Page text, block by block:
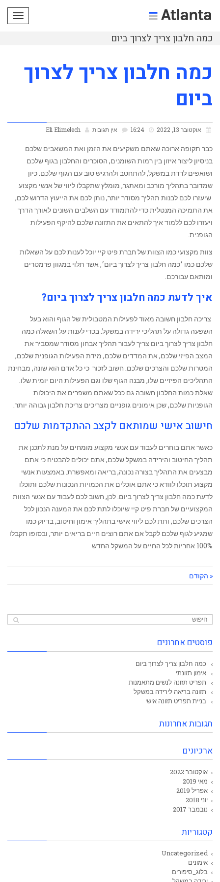
כמה חלבון צריך לצרוך ביום
כמה חלבון צריך לצרוך
ביום
אוקטובר 13, 2022 אין תגובות Eli Elimelech
כבר תקופה ארוכה שאתם משקיעים את הזמן ואת המשאבים שלכם
בניסיון ליצור איזון בין רמות השומנים, הסוכרים והחלבון ‏בגוף שלכם
ושואפים לרדת במשקל, להתחטב ולהרגיש טוב עם הגוף שלכם. כיון
שמדובר בתהליך מורכב ומאתגר, מומלץ שתקבלו ליווי של אנשי מקצוע
שיעזרו לכם לבנות תהליך מסודר יותר, נותן לכם את הייעוץ הדרוש לכם,
את התמיכה המנטלית כדי להתמודד עם השלבים השונים לאורך הדרך
ויעזרו לכם ללמוד איך להתאים את התזונה שלכם להיקף הפעילות
הגופנית.
צוות מקצועי כמו הצוות של חברת פיט קיי יוכל לענות לכם על השאלות
שלכם כמו ׳כמה חלבון צריך לצרוך ביום׳, אשר תלוי במגוון פרמטרים
ומותאם עבורכם.
איך לדעת כמה חלבון צריך לצרוך ביום?
‏ צריכה חלבון חשובה מאוד לפעילות המטבולית של הגוף והוא בעל
השפעה גדולה על תהליכי ירידה במשקל. בכדי לענות על השאלה ‏כמה
חלבון צריך לצרוך ביום ‏צריך לעבור תהליך אבחון מסודר שמסביר את
המצב הפיזי ‏שלכם, את המדדים שלכם, מידת הפעילות הגופנית שלכם,
המטרות שלכם והצרכים שלכם. חשוב לזכור כי כל אדם הוא שונה, מבחינת
התהליכים הפיזיים שלו, מבנה הגוף שלו וגם הפעילות היום יומית שלו.
‏שאלת כמות החלבון חשובה גם ‏ככל שאתם ‏משפרים את היכולות
הגופניות שלכם, שכן אימונים גופניים מצריכים צריכת חלבון גבוהה יותר.
חישוב אישי שמותאם לקצב ההתקדמות שלכם
‏כאשר אתם בוחרים לעבוד עם אנשי מקצוע מומחים על מנת לתכנן את
תהליך החיטוב והירידה במשקל שלכם, ‏אתם יכולים להבטיח כי אתם
מבצעים את התהליך בצורה נכונה, בריאה ומאפשרת. באמצעות אנשי
מקצוע תוכלו לוודא כי אתם אוכלים את הכמויות הנכונות שלכם ותוכלו
לדעת כמה חלבון צריך לצרוך ביום. לכן, חשוב לכם לעבוד עם אנשי הצוות
המקצועיים של חברת פיט קיי שיוכלו לתת לכם את המענה הנכון לכל
הצרכים שלכם, ותת לכם ליווי אישי בתהליך אימון וחיטוב, בדיוק כמו
שמגיע לגוף שלכם לקבל אם אתם רוצים חיים בריאים יותר, ובסופו תקבלו
100% אחריות לכל החיים על המשקל החדש
« הקודם
פוסטים אחרונים
כמה חלבון צריך לצרוך ביום
אימון תזונתי
תפריט תזונה לנשים מתאמנות
תזונה בריאה לירידה במשקל
בניית תפריט תזונה אישי
תגובות אחרונות
ארכיונים
אוקטובר 2022
מאי 2019
אפריל 2019
יוני 2018
נובמבר 2017
קטגוריות
Uncategorized
אימונים
בלוג_סיפורים